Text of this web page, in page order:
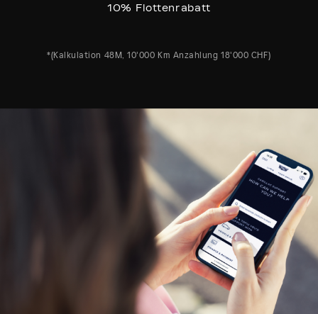
10% Flottenrabatt
*(Kalkulation 48M, 10'000 Km Anzahlung 18'000 CHF)